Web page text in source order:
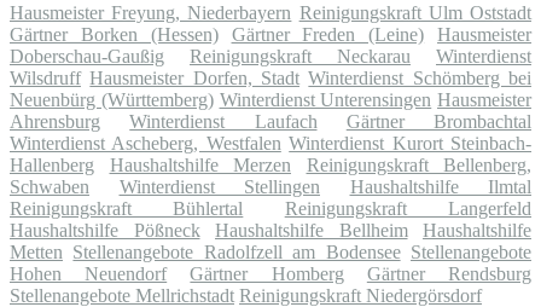
Hausmeister Freyung, Niederbayern Reinigungskraft Ulm Oststadt
Gärtner Borken (Hessen)
Gärtner Freden (Leine)
Hausmeister
Doberschau-Gaußig
Reinigungskraft Neckarau
Winterdienst
Wilsdruff Hausmeister Dorfen, Stadt Winterdienst Schömberg bei
Neuenbürg (Württemberg) Winterdienst Unterensingen Hausmeister
Ahrensburg
Winterdienst Laufach
Gärtner Brombachtal
Winterdienst Ascheberg, Westfalen Winterdienst Kurort Steinbach-
Hallenberg
Haushaltshilfe Merzen
Reinigungskraft Bellenberg,
Schwaben
Winterdienst Stellingen
Haushaltshilfe Ilmtal
Reinigungskraft Bühlertal
Reinigungskraft Langerfeld
Haushaltshilfe Pößneck
Haushaltshilfe Bellheim
Haushaltshilfe
Metten Stellenangebote Radolfzell am Bodensee Stellenangebote
Hohen Neuendorf
Gärtner Homberg
Gärtner Rendsburg
Stellenangebote Mellrichstadt Reinigungskraft Niedergörsdorf